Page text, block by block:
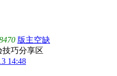
版主空缺
技巧分享区
14:48